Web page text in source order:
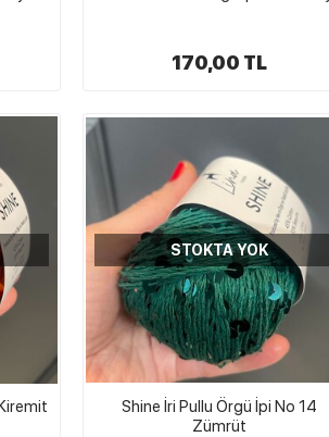
170,00 TL
STOKTA YOK
Shine İri Pullu Örgü İpi No 14
Zümrüt